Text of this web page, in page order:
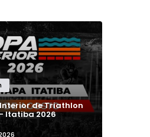
AQUATHLON
CORRIDA COM
CORRIDA DE MONTANHA
Interior de Triathlon
Itatiba 2026